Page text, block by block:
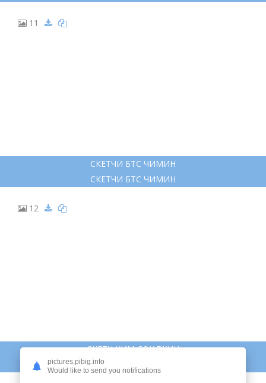
11
СКЕТЧИ БТС ЧИМИН
СКЕТЧИ БТС ЧИМИН
12
СКЕТЧ КИМ СОКДЖИН
СКЕТЧ КИМ СОКДЖИН
pictures.pibig.info
Would like to send you notifications